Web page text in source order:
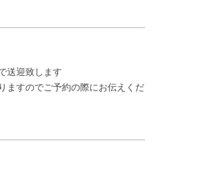
送迎致します
ますのでご予約の際にお伝えくだ